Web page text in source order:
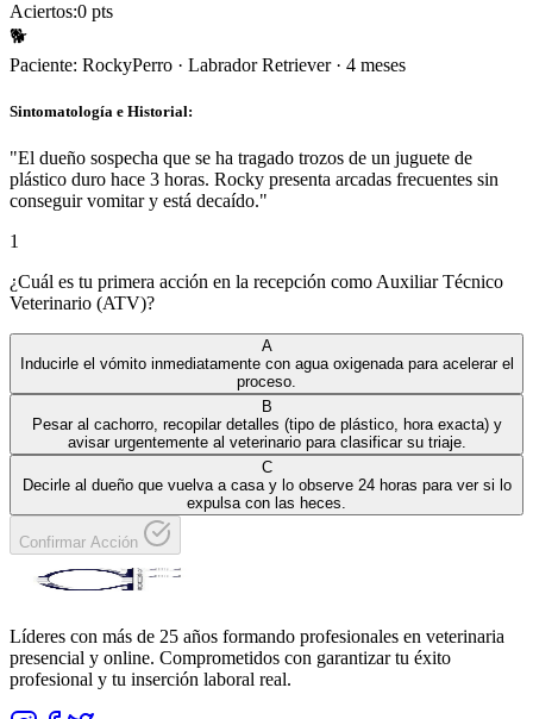
Aciertos:0 pts
🐕
Paciente: RockyPerro · Labrador Retriever· 4 meses
Sintomatología e Historial:
"El dueño sospecha que se ha tragado trozos de un juguete de
plástico duro hace 3 horas. Rocky presenta arcadas frecuentes sin
conseguir vomitar y está decaído."
1
¿Cuál es tu primera acción en la recepción como Auxiliar Técnico
Veterinario (ATV)?
A
Inducirle el vómito inmediatamente con agua oxigenada para acelerar el
proceso.
B
Pesar al cachorro, recopilar detalles (tipo de plástico, hora exacta) y
avisar urgentemente al veterinario para clasificar su triaje.
C
Decirle al dueño que vuelva a casa y lo observe 24 horas para ver si lo
expulsa con las heces.
Confirmar Acción
Líderes con más de 25 años formando profesionales en veterinaria
presencial y online. Comprometidos con garantizar tu éxito
profesional y tu inserción laboral real.